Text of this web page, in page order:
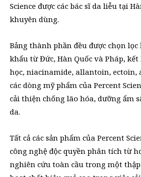
Science được các bác sĩ da liễu tại
khuyên dùng.
Bảng thành phần đều được chọn
khẩu từ Đức, Hàn Quốc và Pháp,
học, niacinamide, allantoin, ectoin,
các dòng mỹ phẩm của Percent
cải thiện chống lão hóa, dưỡng ẩm
da.
Tất cả các sản phẩm của Percent
công nghệ độc quyền phân tích từ
nghiên cứu toàn cầu trong một